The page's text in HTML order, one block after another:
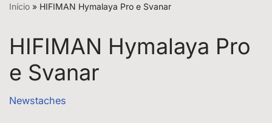
Início » HIFIMAN Hymalaya Pro e Svanar
HIFIMAN Hymalaya Pro
e Svanar
Newstaches